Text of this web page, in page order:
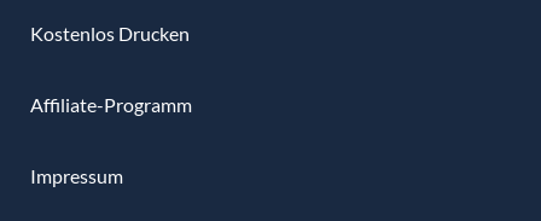
Kostenlos Drucken
Affiliate-Programm
Impressum